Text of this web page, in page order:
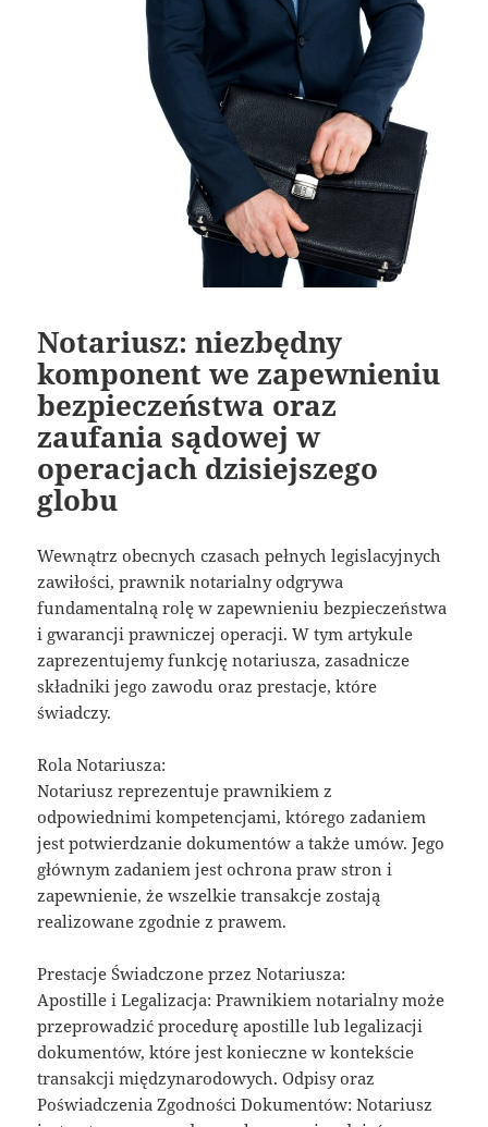
Notariusz: niezbędny
komponent we zapewnieniu
bezpieczeństwa oraz
zaufania sądowej w
operacjach dzisiejszego
globu
Wewnątrz obecnych czasach pełnych legislacyjnych
zawiłości, prawnik notarialny odgrywa
fundamentalną rolę w zapewnieniu bezpieczeństwa
i gwarancji prawniczej operacji. W tym artykule
zaprezentujemy funkcję notariusza, zasadnicze
składniki jego zawodu oraz prestacje, które
świadczy.
Rola Notariusza:
Notariusz reprezentuje prawnikiem z
odpowiednimi kompetencjami, którego zadaniem
jest potwierdzanie dokumentów a także umów. Jego
głównym zadaniem jest ochrona praw stron i
zapewnienie, że wszelkie transakcje zostają
realizowane zgodnie z prawem.
Prestacje Świadczone przez Notariusza:
Apostille i Legalizacja: Prawnikiem notarialny może
przeprowadzić procedurę apostille lub legalizacji
dokumentów, które jest konieczne w kontekście
transakcji międzynarodowych. Odpisy oraz
Poświadczenia Zgodności Dokumentów: Notariusz